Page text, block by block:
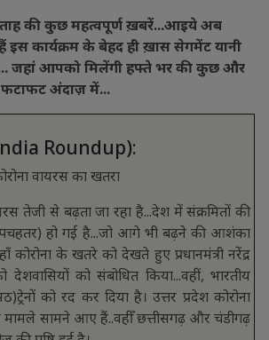
की कुछ महत्वपूर्ण ख़बरें...आइये अब
कार्यक्रम के बेहद ही ख़ास सेगमेंट यानी
जहां आपको मिलेंगी हफ्ते भर की कुछ और
अंदाज़ में...
Roundup):
वायरस का खतरा
तेजी से बढ़ता जा रहा है...देश में संक्रमितों की
हो गई है...जो आगे भी बढ़ने की आशंका
कोरोना के खतरे को देखते हुए प्रधानमंत्री नरेंद्र
देशवासियों को संबोधित किया...वहीं, भारतीय
को रद कर दिया है। उत्तर प्रदेश कोरोना
मामले सामने आए हैं..वहीँ छत्तीसगढ़ और चंडीगढ़